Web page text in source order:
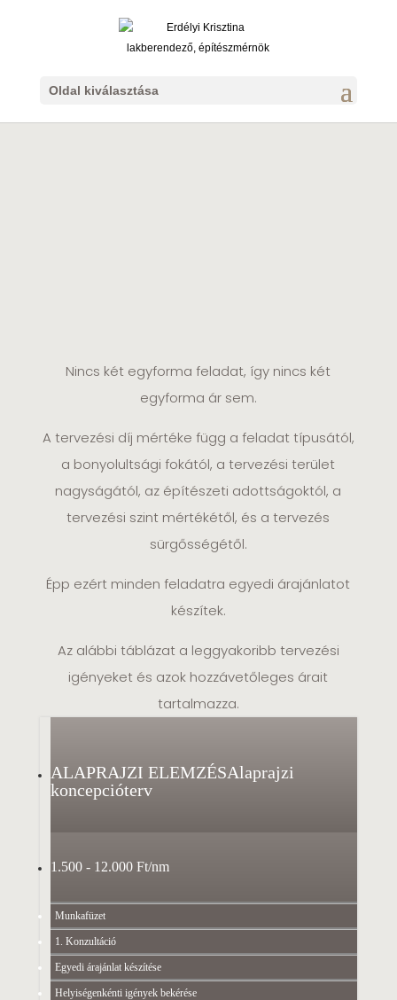
Oldal kiválasztása
Nincs két egyforma feladat, így nincs két
egyforma ár sem.
A tervezési díj mértéke függ a feladat típusától,
a bonyolultsági fokától, a tervezési terület
nagyságától, az építészeti adottságoktól, a
tervezési szint mértékétől, és a tervezés
sürgősségétől.
Épp ezért minden feladatra egyedi árajánlatot
készítek.
Az alábbi táblázat a leggyakoribb tervezési
igényeket és azok hozzávetőleges árait
tartalmazza.
ALAPRAJZI ELEMZÉSAlaprajzi
koncepcióterv
1.500 - 12.000 Ft/nm
Munkafüzet
1. Konzultáció
Egyedi árajánlat készítése
Helyiségenkénti igények bekérése